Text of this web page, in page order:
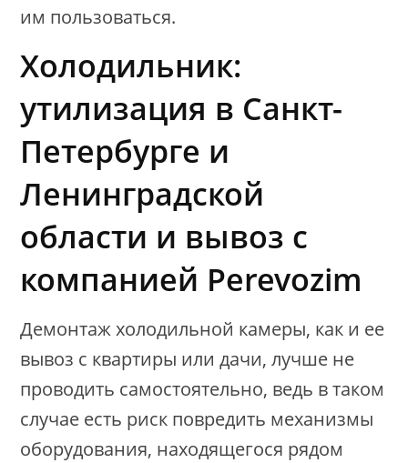
им пользоваться.
Холодильник:
утилизация в Санкт-
Петербурге и
Ленинградской
области и вывоз с
компанией Perevozim
Демонтаж холодильной камеры, как и ее
вывоз с квартиры или дачи, лучше не
проводить самостоятельно, ведь в таком
случае есть риск повредить механизмы
оборудования, находящегося рядом